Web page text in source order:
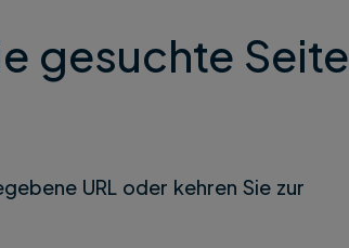
gesuchte Seite
URL oder kehren Sie zur